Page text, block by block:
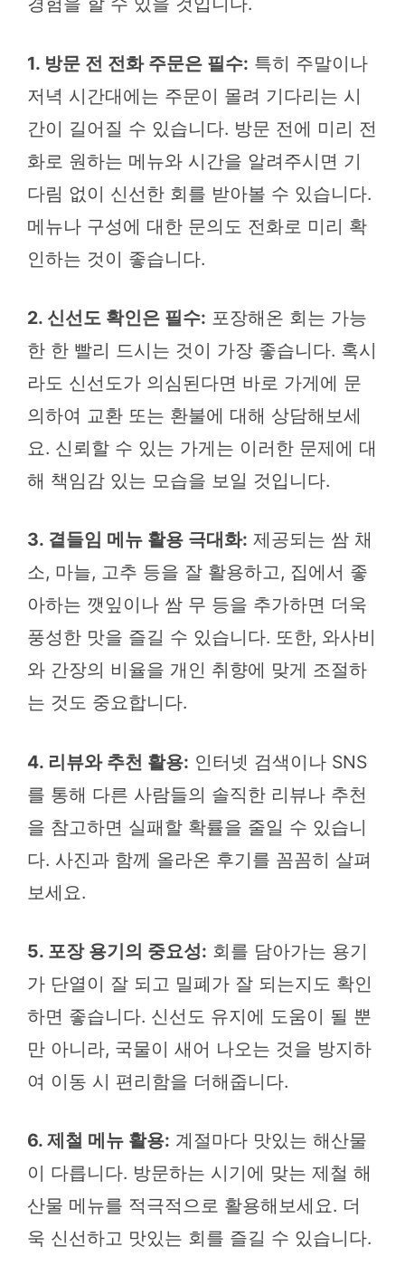
1. 방문 전 전화 주문은 필수: 특히 주말이나
저녁 시간대에는 주문이 몰려 기다리는 시
간이 길어질 수 있습니다. 방문 전에 미리 전
화로 원하는 메뉴와 시간을 알려주시면 기
다림 없이 신선한 회를 받아볼 수 있습니다.
메뉴나 구성에 대한 문의도 전화로 미리 확
인하는 것이 좋습니다.
2. 신선도 확인은 필수: 포장해온 회는 가능
한 한 빨리 드시는 것이 가장 좋습니다. 혹시
라도 신선도가 의심된다면 바로 가게에 문
의하여 교환 또는 환불에 대해 상담해보세
요. 신뢰할 수 있는 가게는 이러한 문제에 대
해 책임감 있는 모습을 보일 것입니다.
3. 곁들임 메뉴 활용 극대화: 제공되는 쌈 채
소, 마늘, 고추 등을 잘 활용하고, 집에서 좋
아하는 깻잎이나 쌈 무 등을 추가하면 더욱
풍성한 맛을 즐길 수 있습니다. 또한, 와사비
와 간장의 비율을 개인 취향에 맞게 조절하
는 것도 중요합니다.
4. 리뷰와 추천 활용: 인터넷 검색이나 SNS
를 통해 다른 사람들의 솔직한 리뷰나 추천
을 참고하면 실패할 확률을 줄일 수 있습니
다. 사진과 함께 올라온 후기를 꼼꼼히 살펴
보세요.
5. 포장 용기의 중요성: 회를 담아가는 용기
가 단열이 잘 되고 밀폐가 잘 되는지도 확인
하면 좋습니다. 신선도 유지에 도움이 될 뿐
만 아니라, 국물이 새어 나오는 것을 방지하
여 이동 시 편리함을 더해줍니다.
6. 제철 메뉴 활용: 계절마다 맛있는 해산물
이 다릅니다. 방문하는 시기에 맞는 제철 해
산물 메뉴를 적극적으로 활용해보세요. 더
욱 신선하고 맛있는 회를 즐길 수 있습니다.